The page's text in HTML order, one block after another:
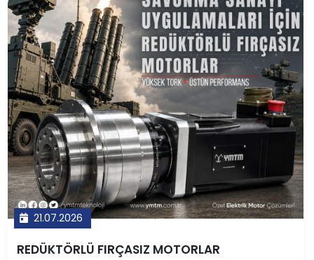
21.07.2026
REDÜKTÖRLÜ FIRÇASIZ MOTORLAR